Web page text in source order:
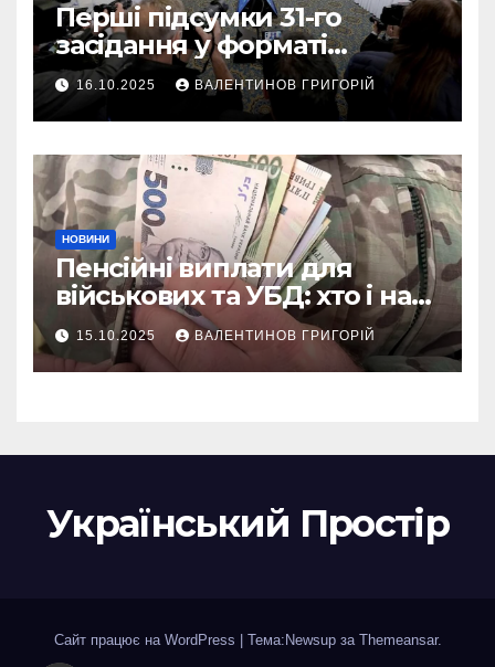
Перші підсумки 31-го
засідання у форматі
“Рамштайн”: що
домовилися союзники
України
16.10.2025 ВАЛЕНТИНОВ ГРИГОРІЙ
НОВИНИ
Пенсійні виплати для
військових та УБД: хто і на
що може розраховувати
15.10.2025 ВАЛЕНТИНОВ ГРИГОРІЙ
Український Простір
Сайт працює на WordPress Тема:Newsup за Themeansar.